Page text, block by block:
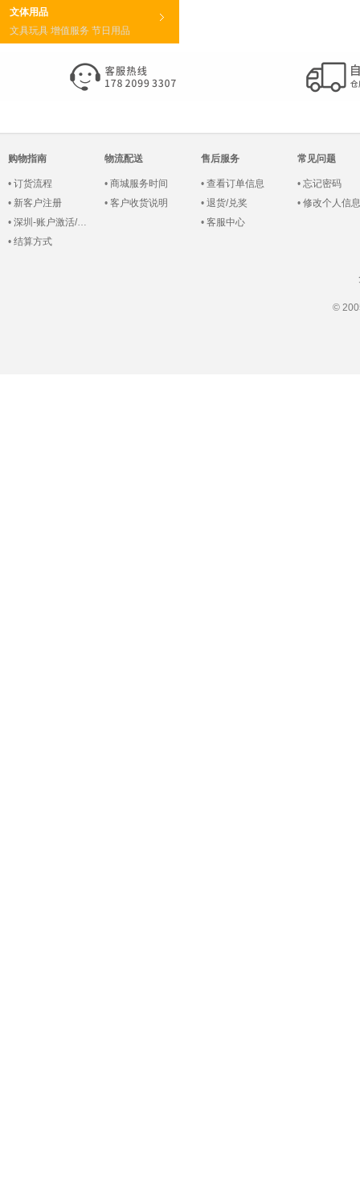
文体用品
文具玩具 增值服务 节日用品
购物指南
• 订货流程
• 新客户注册
• 深圳-账户激活/登录
• 结算方式
物流配送
• 商城服务时间
• 客户收货说明
售后服务
• 查看订单信息
• 退货/兑奖
• 客服中心
常见问题
• 忘记密码
• 修改个人信息
©